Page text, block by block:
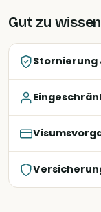
Gut zu wissen
Stornierung